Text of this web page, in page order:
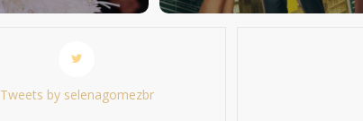
Tweets by selenagomezbr